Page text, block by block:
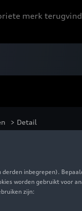
merk
> Detail